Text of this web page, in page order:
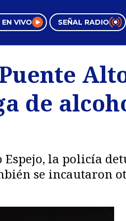
EN VIVO SEÑAL RADIO
Tendencias
Videos
de
la policía
se incautaron